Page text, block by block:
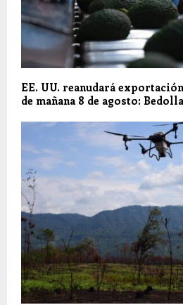
EE. UU. reanudará
de mañana 8 de agosto: Bedolla